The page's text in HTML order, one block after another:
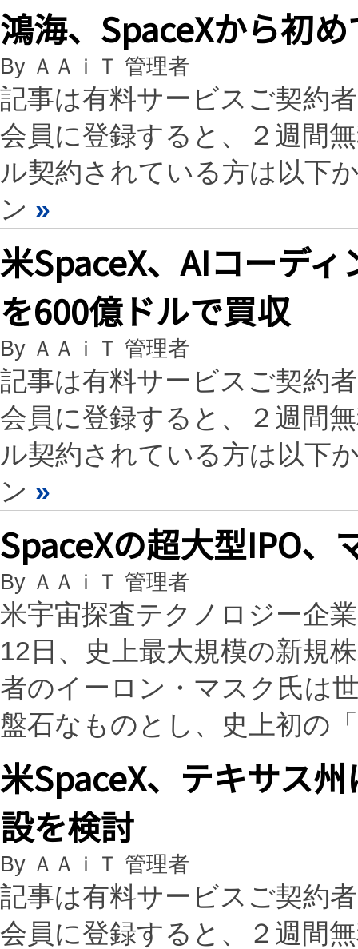
鴻海、SpaceXから初
By ＡＡｉＴ 管理者
記事は有料サービスご契約
会員に登録すると、２週間
ル契約されている方は以下
ン »
米SpaceX、AIコーデ
を600億ドルで買収
By ＡＡｉＴ 管理者
記事は有料サービスご契約
会員に登録すると、２週間
ル契約されている方は以下
ン »
SpaceXの超大型IPO、
By ＡＡｉＴ 管理者
米宇宙探査テクノロジー企
12日、史上最大規模の新規
者のイーロン・マスク氏は
盤石なものとし、史上初の
米SpaceX、テキサス
設を検討
By ＡＡｉＴ 管理者
記事は有料サービスご契約
会員に登録すると、２週間